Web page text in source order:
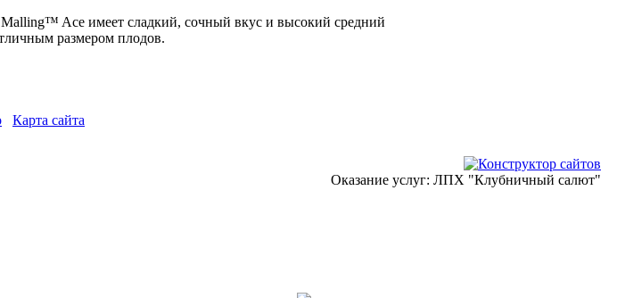
Ace имеет сладкий, сочный вкус и высокий средний
размером плодов.
Карта сайта
Оказание услуг: ЛПХ "Клубничный салют"